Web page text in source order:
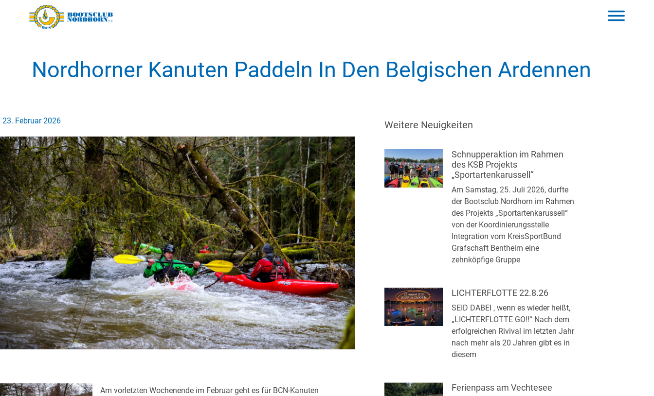
Nordhorner Kanuten Paddeln In Den Belgischen Ardennen
23. Februar 2026
Am vorletzten Wochenende im Februar geht es für BCN-Kanuten
Weitere Neuigkeiten
Schnupperaktion im Rahmen
des KSB Projekts
„Sportartenkarussell“
Am Samstag, 25. Juli 2026, durfte
der Bootsclub Nordhorn im Rahmen
des Projekts „Sportartenkarussell“
von der Koordinierungsstelle
Integration vom KreisSportBund
Grafschaft Bentheim eine
zehnköpfige Gruppe
LICHTERFLOTTE 22.8.26
SEID DABEI , wenn es wieder heißt,
„LICHTERFLOTTE GO!!“ Nach dem
erfolgreichen Rivival im letzten Jahr
nach mehr als 20 Jahren gibt es in
diesem
Ferienpass am Vechtesee